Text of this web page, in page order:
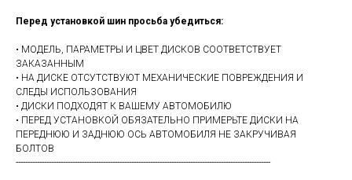
Перед установкой шин просьба убедиться:
• МОДЕЛЬ, ПАРАМЕТРЫ И ЦВЕТ ДИСКОВ СООТВЕТСТВУЕТ
ЗАКАЗАННЫМ
• НА ДИСКЕ ОТСУТСТВУЮТ МЕХАНИЧЕСКИЕ ПОВРЕЖДЕНИЯ И
СЛЕДЫ ИСПОЛЬЗОВАНИЯ
• ДИСКИ ПОДХОДЯТ К ВАШЕМУ АВТОМОБИЛЮ
• ПЕРЕД УСТАНОВКОЙ ОБЯЗАТЕЛЬНО ПРИМЕРЬТЕ ДИСКИ НА
ПЕРЕДНЮЮ И ЗАДНЮЮ ОСЬ АВТОМОБИЛЯ НЕ ЗАКРУЧИВАЯ
БОЛТОВ
------------------------------------------------------------------------------------------------------------